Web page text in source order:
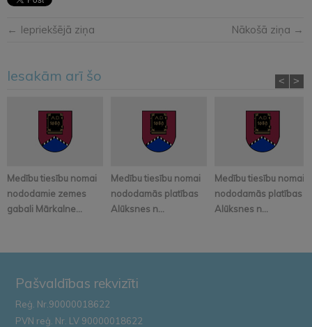
← Iepriekšējā ziņa Nākošā ziņa →
Iesakām arī šo
Medību tiesību nomai
nododamie zemes
gabali Mārkalne...
Medību tiesību nomai
nododamās platības
Alūksnes n...
Medību tiesību nomai
nododamās platības
Alūksnes n...
< >
Pašvaldības rekvizīti
Reģ. Nr.90000018622
PVN reģ. Nr. LV 90000018622